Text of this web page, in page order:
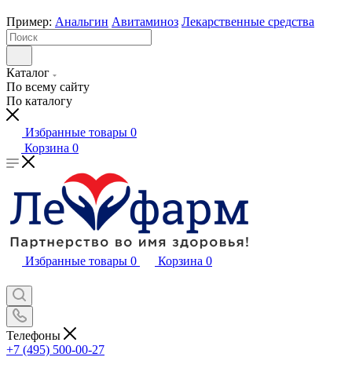
Пример: Анальгин Авитаминоз Лекарственные средства
Каталог
По всему сайту
По каталогу
Избранные товары 0
Корзина 0
Избранные товары 0 Корзина 0
Телефоны
+7 (495) 500-00-27